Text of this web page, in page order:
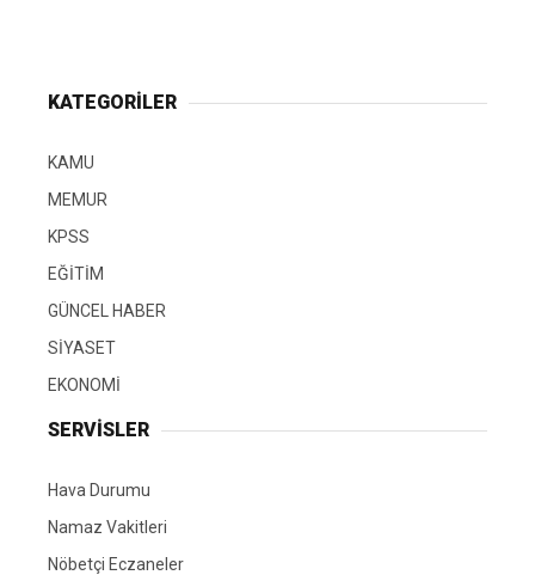
KATEGORİLER
KAMU
MEMUR
KPSS
EĞİTİM
GÜNCEL HABER
SİYASET
EKONOMİ
SERVİSLER
Hava Durumu
Namaz Vakitleri
Nöbetçi Eczaneler